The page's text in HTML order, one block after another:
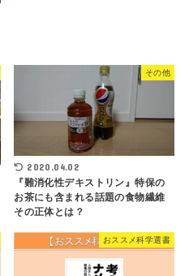
その他
2020.04.02
『難消化性デキストリン』特保の
お茶にも含まれる話題の食物繊維
その正体とは？
おススメ科学選書